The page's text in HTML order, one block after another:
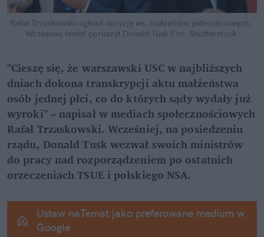
Rafał Trzaskowski ogłosił decyzję ws. małżeństw jednopłciowych.
Wcześniej temat poruszył Donald Tusk Fot. Shutterstock
"Cieszę się, że warszawski USC w najbliższych
dniach dokona transkrypcji aktu małżeństwa
osób jednej płci, co do których sądy wydały już
wyroki" – napisał w mediach społecznościowych
Rafał Trzaskowski. Wcześniej, na posiedzeniu
rządu, Donald Tusk wezwał swoich ministrów
do pracy nad rozporządzeniem po ostatnich
orzeczeniach TSUE i polskiego NSA.
Ustaw naTemat jako preferowane medium w
Google